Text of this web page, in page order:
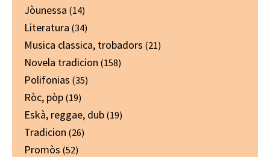
Jòunessa (14)
Literatura (34)
Musica classica, trobadors (21)
Novela tradicion (158)
Polifonias (35)
Ròc, pòp (19)
Eskà, reggae, dub (19)
Tradicion (26)
Promòs (52)